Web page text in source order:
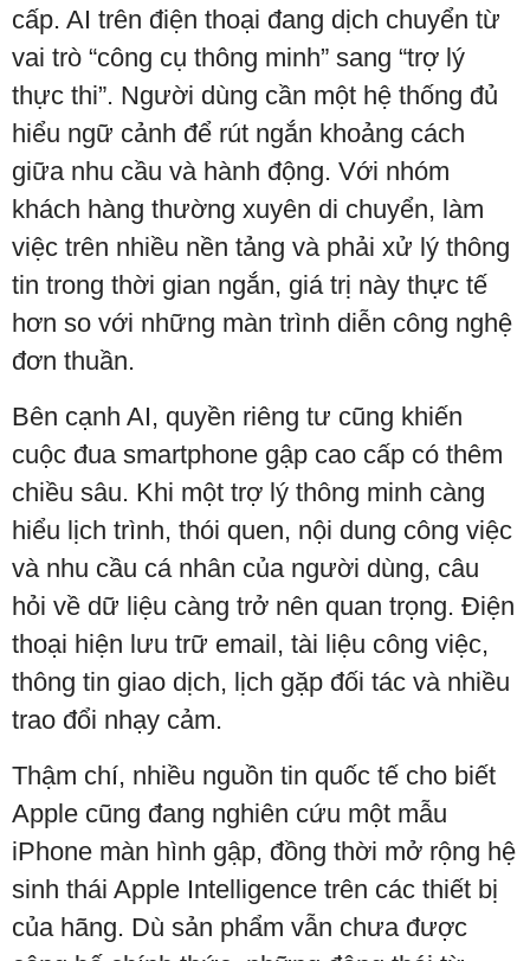
cấp. AI trên điện thoại đang dịch chuyển từ
vai trò “công cụ thông minh” sang “trợ lý
thực thi”. Người dùng cần một hệ thống đủ
hiểu ngữ cảnh để rút ngắn khoảng cách
giữa nhu cầu và hành động. Với nhóm
khách hàng thường xuyên di chuyển, làm
việc trên nhiều nền tảng và phải xử lý thông
tin trong thời gian ngắn, giá trị này thực tế
hơn so với những màn trình diễn công nghệ
đơn thuần.
Bên cạnh AI, quyền riêng tư cũng khiến
cuộc đua smartphone gập cao cấp có thêm
chiều sâu. Khi một trợ lý thông minh càng
hiểu lịch trình, thói quen, nội dung công việc
và nhu cầu cá nhân của người dùng, câu
hỏi về dữ liệu càng trở nên quan trọng. Điện
thoại hiện lưu trữ email, tài liệu công việc,
thông tin giao dịch, lịch gặp đối tác và nhiều
trao đổi nhạy cảm.
Thậm chí, nhiều nguồn tin quốc tế cho biết
Apple cũng đang nghiên cứu một mẫu
iPhone màn hình gập, đồng thời mở rộng hệ
sinh thái Apple Intelligence trên các thiết bị
của hãng. Dù sản phẩm vẫn chưa được